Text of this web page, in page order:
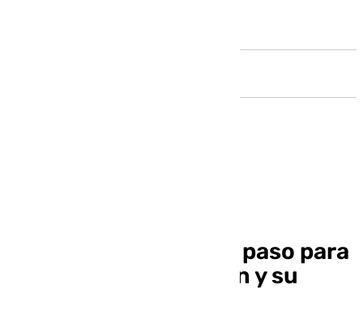
Granada da un nuevo paso para
la integración del tren y su